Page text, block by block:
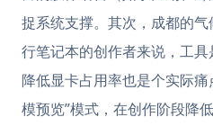
捉系统支撑。其次，成都的
行笔记本的创作者来说，工具
降低显卡占用率也是个实际
模预览”模式，在创作阶段降